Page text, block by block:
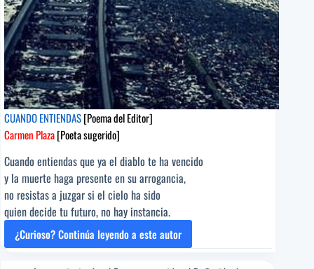
CUANDO ENTIENDAS[Poema del Editor]
Carmen Plaza[Poeta sugerido]
Cuando entiendas que ya el diablo te ha vencido
y la muerte haga presente en su arrogancia,
no resistas a juzgar si el cielo ha sido
quien decide tu futuro, no hay instancia.
¿Curioso? Continúa leyendo a este autor
CUANDO